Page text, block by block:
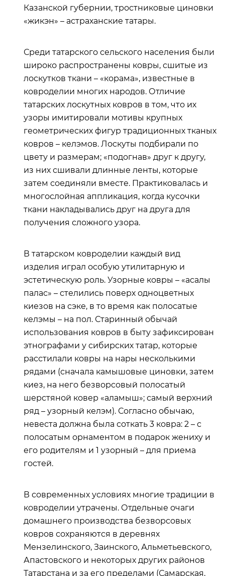
Казанской губернии, тростниковые циновки
«жикэн» – астраханские татары.
Среди татарского сельского населения были
широко распространены ковры, сшитые из
лоскутков ткани – «корама», известные в
ковроделии многих народов. Отличие
татарских лоскутных ковров в том, что их
узоры имитировали мотивы крупных
геометрических фигур традиционных тканых
ковров – келэмов. Лоскуты подбирали по
цвету и размерам; «подогнав» друг к другу,
из них сшивали длинные ленты, которые
затем соединяли вместе. Практиковалась и
многослойная аппликация, когда кусочки
ткани накладывались друг на друга для
получения сложного узора.
В татарском ковроделии каждый вид
изделия играл особую утилитарную и
эстетическую роль. Узорные ковры – «асалы
палас» – стелились поверх одноцветных
киезов на сэке, в то время как полосатые
келэмы – на пол. Старинный обычай
использования ковров в быту зафиксирован
этнографами у сибирских татар, которые
расстилали ковры на нары несколькими
рядами (сначала камышовые циновки, затем
киез, на него безворсовый полосатый
шерстяной ковер «аламыш»; самый верхний
ряд – узорный келэм). Согласно обычаю,
невеста должна была соткать 3 ковра: 2 – с
полосатым орнаментом в подарок жениху и
его родителям и 1 узорный – для приема
гостей.
В современных условиях многие традиции в
ковроделии утрачены. Отдельные очаги
домашнего производства безворсовых
ковров сохраняются в деревнях
Мензелинского, Заинского, Альметьевского,
Апастовского и некоторых других районов
Татарстана и за его пределами (Самарская,